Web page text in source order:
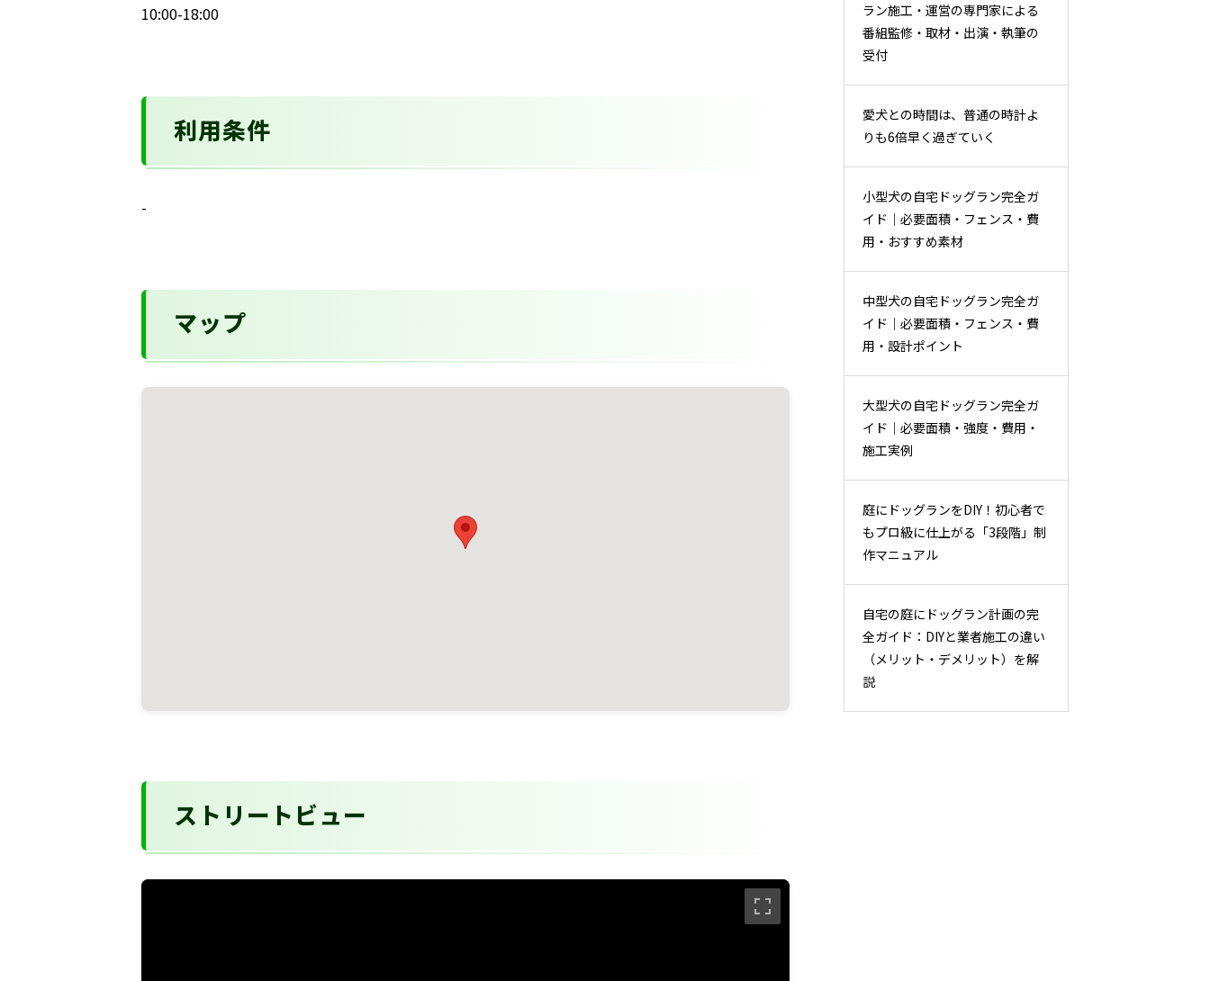
10:00-18:00
利用条件
-
マップ
ストリートビュー
ラン施工・運営の専門家による
番組監修・取材・出演・執筆の
受付
愛犬との時間は、普通の時計よ
りも6倍早く過ぎていく
小型犬の自宅ドッグラン完全ガ
イド｜必要面積・フェンス・費
用・おすすめ素材
中型犬の自宅ドッグラン完全ガ
イド｜必要面積・フェンス・費
用・設計ポイント
大型犬の自宅ドッグラン完全ガ
イド｜必要面積・強度・費用・
施工実例
庭にドッグランをDIY！初心者で
もプロ級に仕上がる「3段階」制
作マニュアル
自宅の庭にドッグラン計画の完
全ガイド：DIYと業者施工の違い
（メリット・デメリット）を解
説